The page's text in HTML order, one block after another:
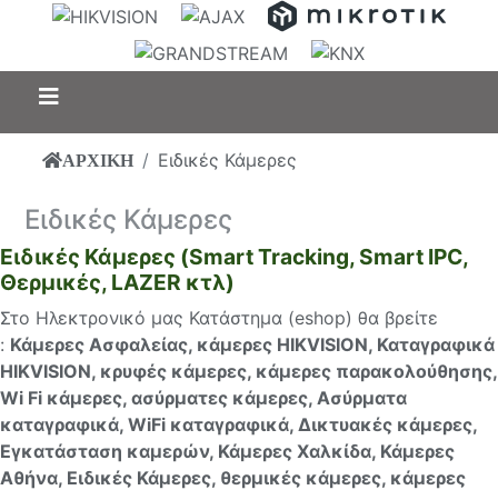
ΑΡΧΙΚΗ Ειδικές Κάμερες
Ειδικές Κάμερες
Ειδικές Κάμερες (Smart Tracking, Smart IPC,
Θερμικές, LAZER κτλ)
Στο Ηλεκτρονικό μας Κατάστημα (eshop) θα βρείτε
: Κάμερες Ασφαλείας, κάμερες HIKVISION, Καταγραφικά
HIKVISION, κρυφές κάμερες, κάμερες παρακολούθησης,
Wi Fi κάμερες, ασύρματες κάμερες, Ασύρματα
καταγραφικά, WiFi καταγραφικά, Δικτυακές κάμερες,
Εγκατάσταση καμερών, Κάμερες Χαλκίδα, Κάμερες
Αθήνα, Ειδικές Κάμερες, θερμικές κάμερες, κάμερες